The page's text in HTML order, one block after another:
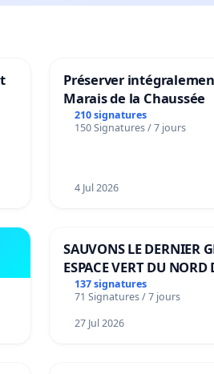
Préserver
Marais de la Chaussée
210 signatures
150 Signatures / 7 jours
4 Jul 2026
SAUVONS LE DERNIER
ESPACE VERT DU NORD
BOUGERIES
137 signatures
71 Signatures / 7 jours
27 Jul 2026